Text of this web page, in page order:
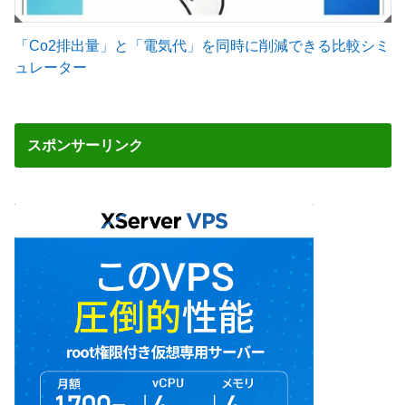
「Co2排出量」と「電気代」を同時に削減できる比較シミ
ュレーター
スポンサーリンク